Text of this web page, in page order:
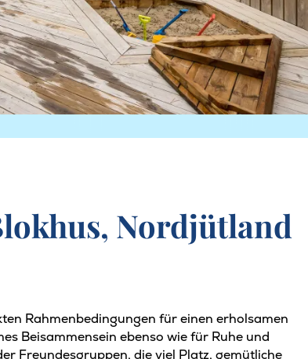
Nordjütland
Rahmenbedingungen für einen erholsamen
Beisammensein ebenso wie für Ruhe und
Freundesgruppen, die viel Platz, gemütliche